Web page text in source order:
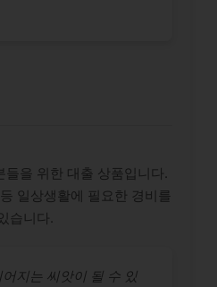
들을 위한 대출 상품입니다.
등 일상생활에 필요한 경비를
습니다.
지는 씨앗이 될 수 있